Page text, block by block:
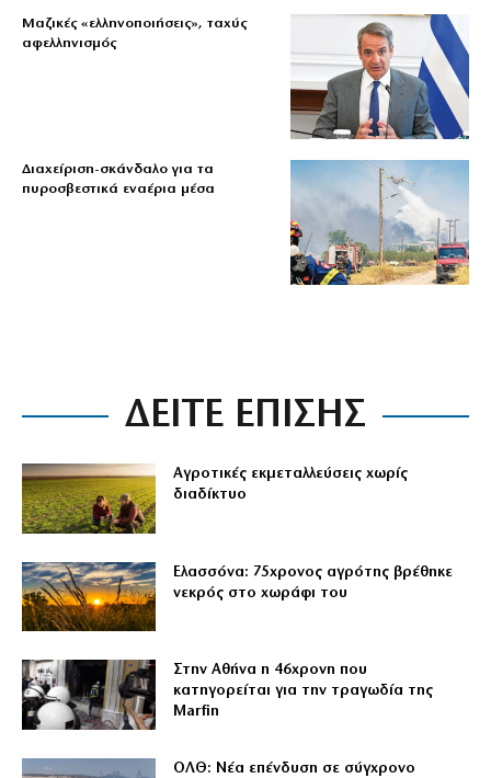
Μαζικές «ελληνοποιήσεις», ταχύς
αφελληνισμός
Διαχείριση-σκάνδαλο για τα
πυροσβεστικά εναέρια μέσα
ΔΕΙΤΕ ΕΠΙΣΗΣ
Αγροτικές εκμεταλλεύσεις χωρίς
διαδίκτυο
Ελασσόνα: 75χρονος αγρότης βρέθηκε
νεκρός στο χωράφι του
Στην Αθήνα η 46χρονη που
κατηγορείται για την τραγωδία της
Marfin
ΟΛΘ: Νέα επένδυση σε σύγχρονο